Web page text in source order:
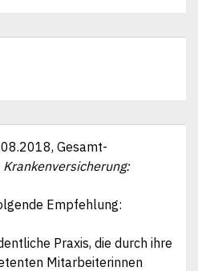
, Gesamt-
Krankenversicherung:
Empfehlung:
Praxis, die durch ihre
Mitarbeiterinnen